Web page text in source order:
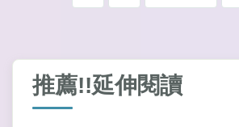
推薦!!延伸閱讀